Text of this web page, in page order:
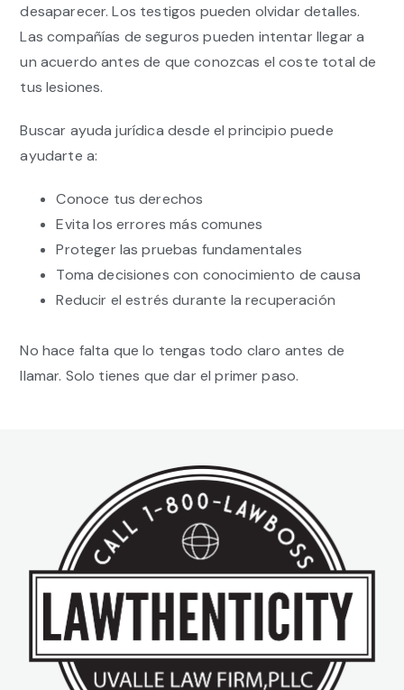
desaparecer. Los testigos pueden olvidar detalles.
Las compañías de seguros pueden intentar llegar a
un acuerdo antes de que conozcas el coste total de
tus lesiones.
Buscar ayuda jurídica desde el principio puede
ayudarte a:
Conoce tus derechos
Evita los errores más comunes
Proteger las pruebas fundamentales
Toma decisiones con conocimiento de causa
Reducir el estrés durante la recuperación
No hace falta que lo tengas todo claro antes de
llamar. Solo tienes que dar el primer paso.